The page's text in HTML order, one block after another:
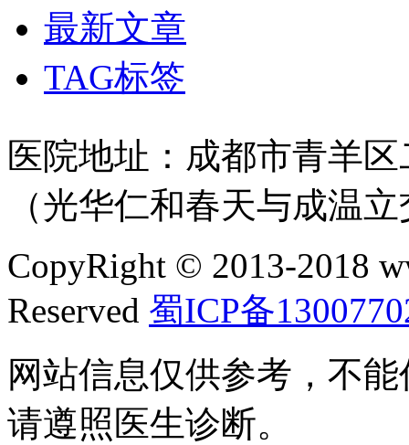
最新文章
TAG标签
医院地址：成都市青羊
（光华仁和春天与成温
CopyRight © 2013-2018
Reserved 蜀ICP备
网站信息仅供参考，不
请遵照医生诊断。